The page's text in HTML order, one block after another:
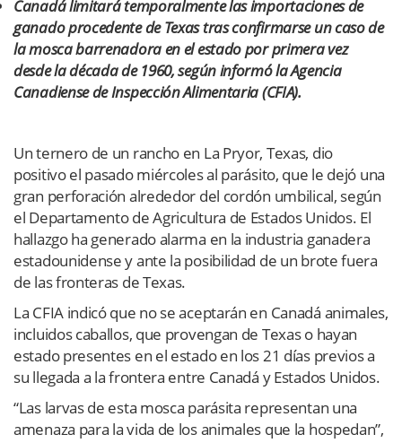
Canadá limitará temporalmente las importaciones de
ganado procedente de Texas tras confirmarse un caso de
la mosca barrenadora en el estado por primera vez
desde la década de 1960, según informó la Agencia
Canadiense de Inspección Alimentaria (CFIA).
Un ternero de un rancho en La Pryor, Texas, dio
positivo el pasado miércoles al parásito, que le dejó una
gran perforación alrededor del cordón umbilical, según
el Departamento de Agricultura de Estados Unidos. El
hallazgo ha generado alarma en la industria ganadera
estadounidense y ante la posibilidad de un brote fuera
de las fronteras de Texas.
La CFIA indicó que no se aceptarán en Canadá animales,
incluidos caballos, que provengan de Texas o hayan
estado presentes en el estado en los 21 días previos a
su llegada a la frontera entre Canadá y Estados Unidos.
“Las larvas de esta mosca parásita representan una
amenaza para la vida de los animales que la hospedan”,